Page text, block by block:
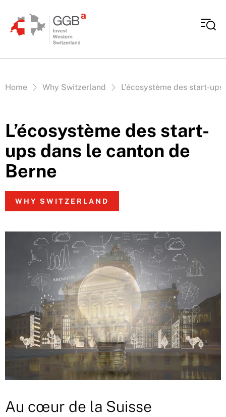
Vous êtes ici:
Home Why Switzerland L’écosystème des start-
L’écosystème des start-
ups dans le canton de
Berne
WHY SWITZERLAND
Au cœur de la Suisse